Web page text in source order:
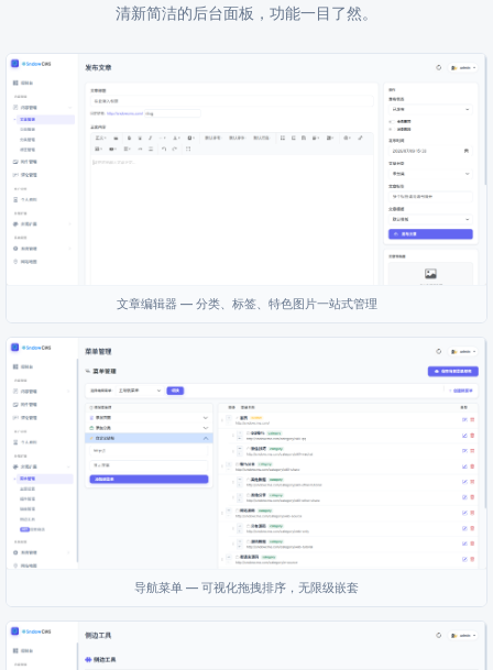
清新简洁的后台面板，功能一目了然。
文章编辑器 — 分类、标签、特色图片一站式管理
导航菜单 — 可视化拖拽排序，无限级嵌套